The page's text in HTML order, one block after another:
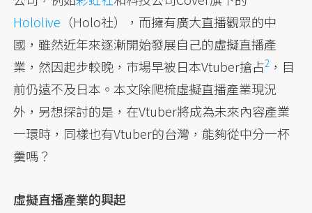
Hololive （Holo社），而擁有廣大直播觀眾的中
國，雖然近年來逐漸開始發展自己的虛擬直播產
業，然因起步較晚，市場早被日本Vtuber搶占2 ，目
前仍遠不及日本。本文除爬梳虛擬直播產業現況
外，另想探討的是，在Vtuber將成為未來內容產業
一環時，同樣也有Vtuber的台灣，能夠從中分一杯
羹嗎？
虛擬直播產業的興起